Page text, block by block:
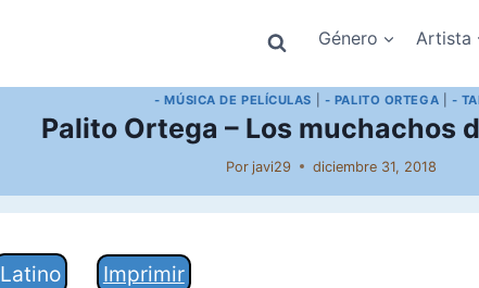
Género Artista
- MÚSICA DE PELÍCULAS - PALITO ORTEGA -
Palito Ortega – Los muchachos
Por javi29 diciembre 31, 2018
Latino Imprimir